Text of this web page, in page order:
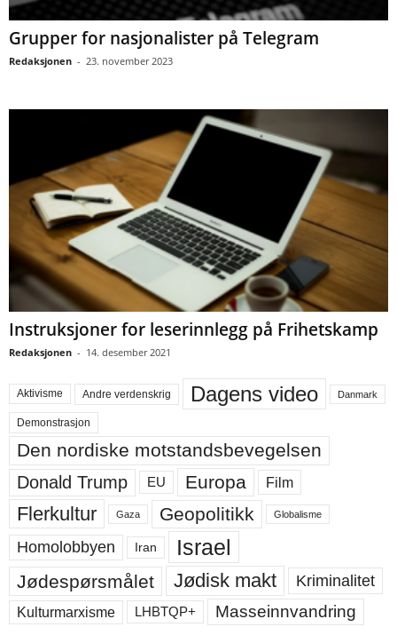
Grupper for nasjonalister på Telegram
Redaksjonen - 23. november 2023
Instruksjoner for leserinnlegg på Frihetskamp
Redaksjonen - 14. desember 2021
Aktivisme Andre verdenskrig Dagens video Danmark
Demonstrasjon
Den nordiske motstandsbevegelsen
Donald Trump EU Europa Film
Flerkultur Gaza Geopolitikk Globalisme
Homolobbyen Iran Israel
Jødespørsmålet Jødisk makt Kriminalitet
Kulturmarxisme LHBTQP+ Masseinnvandring